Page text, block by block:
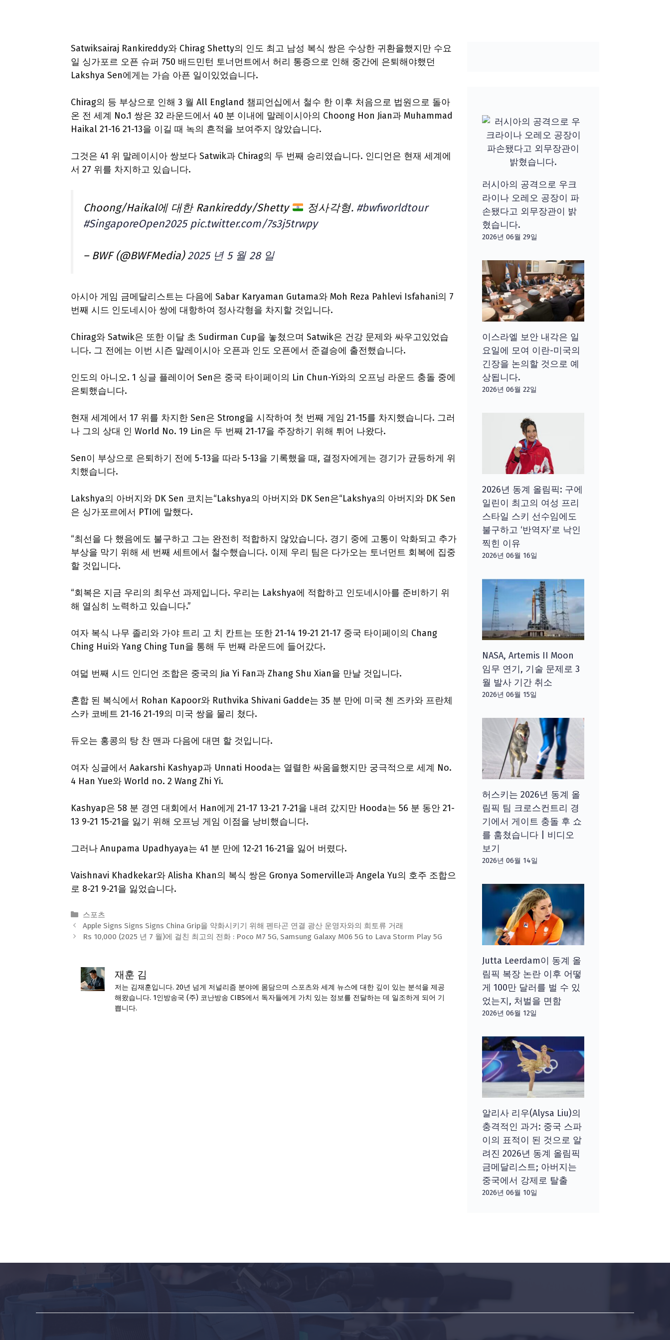
Satwiksairaj Rankireddy와 Chirag Shetty의 인도 최고 남성 복식 쌍은 수상한 귀환을했지만 수요
일 싱가포르 오픈 슈퍼 750 배드민턴 토너먼트에서 허리 통증으로 인해 중간에 은퇴해야했던
Lakshya Sen에게는 가슴 아픈 일이있었습니다.
Chirag의 등 부상으로 인해 3 월 All England 챔피언십에서 철수 한 이후 처음으로 법원으로 돌아
온 전 세계 No.1 쌍은 32 라운드에서 40 분 이내에 말레이시아의 Choong Hon Jian과 Muhammad
Haikal 21-16 21-13을 이길 때 녹의 흔적을 보여주지 않았습니다.
그것은 41 위 말레이시아 쌍보다 Satwik과 Chirag의 두 번째 승리였습니다. 인디언은 현재 세계에
서 27 위를 차지하고 있습니다.
Choong/Haikal에 대한 Rankireddy/Shetty 정사각형. #bwfworldtour
#SingaporeOpen2025 pic.twitter.com/7s3j5trwpy
– BWF (@BWFMedia)2025 년 5 월 28 일
아시아 게임 금메달리스트는 다음에 Sabar Karyaman Gutama와 Moh Reza Pahlevi Isfahani의 7
번째 시드 인도네시아 쌍에 대항하여 정사각형을 차지할 것입니다.
Chirag와 Satwik은 또한 이달 초 Sudirman Cup을 놓쳤으며 Satwik은 건강 문제와 싸우고있었습
니다. 그 전에는 이번 시즌 말레이시아 오픈과 인도 오픈에서 준결승에 출전했습니다.
인도의 아니오. 1 싱글 플레이어 Sen은 중국 타이페이의 Lin Chun-Yi와의 오프닝 라운드 충돌 중에
은퇴했습니다.
현재 세계에서 17 위를 차지한 Sen은 Strong을 시작하여 첫 번째 게임 21-15를 차지했습니다. 그러
나 그의 상대 인 World No. 19 Lin은 두 번째 21-17을 주장하기 위해 튀어 나왔다.
Sen이 부상으로 은퇴하기 전에 5-13을 따라 5-13을 기록했을 때, 결정자에게는 경기가 균등하게 위
치했습니다.
Lakshya의 아버지와 DK Sen 코치는“Lakshya의 아버지와 DK Sen은“Lakshya의 아버지와 DK Sen
은 싱가포르에서 PTI에 말했다.
“최선을 다 했음에도 불구하고 그는 완전히 적합하지 않았습니다. 경기 중에 고통이 악화되고 추가
부상을 막기 위해 세 번째 세트에서 철수했습니다. 이제 우리 팀은 다가오는 토너먼트 회복에 집중
할 것입니다.
“회복은 지금 우리의 최우선 과제입니다. 우리는 Lakshya에 적합하고 인도네시아를 준비하기 위
해 열심히 노력하고 있습니다.”
여자 복식 나무 졸리와 가야 트리 고 치 칸트는 또한 21-14 19-21 21-17 중국 타이페이의 Chang
Ching Hui와 Yang Ching Tun을 통해 두 번째 라운드에 들어갔다.
여덟 번째 시드 인디언 조합은 중국의 Jia Yi Fan과 Zhang Shu Xian을 만날 것입니다.
혼합 된 복식에서 Rohan Kapoor와 Ruthvika Shivani Gadde는 35 분 만에 미국 첸 즈카와 프란체
스카 코베트 21-16 21-19의 미국 쌍을 물리 쳤다.
듀오는 홍콩의 탕 찬 맨과 다음에 대면 할 것입니다.
여자 싱글에서 Aakarshi Kashyap과 Unnati Hooda는 열렬한 싸움을했지만 궁극적으로 세계 No.
4 Han Yue와 World no. 2 Wang Zhi Yi.
Kashyap은 58 분 경연 대회에서 Han에게 21-17 13-21 7-21을 내려 갔지만 Hooda는 56 분 동안 21-
13 9-21 15-21을 잃기 위해 오프닝 게임 이점을 낭비했습니다.
그러나 Anupama Upadhyaya는 41 분 만에 12-21 16-21을 잃어 버렸다.
Vaishnavi Khadkekar와 Alisha Khan의 복식 쌍은 Gronya Somerville과 Angela Yu의 호주 조합으
로 8-21 9-21을 잃었습니다.
Categories
스포츠
Apple Signs Signs Signs China Grip을 약화시키기 위해 펜타곤 연결 광산 운영자와의 희토류 거래
Rs 10,000 (2025 년 7 월)에 걸친 최고의 전화 : Poco M7 5G, Samsung Galaxy M06 5G to Lava Storm Play 5G
재훈 김
저는 김재훈입니다. 20년 넘게 저널리즘 분야에 몸담으며 스포츠와 세계 뉴스에 대한 깊이 있는 분석을 제공
해왔습니다. 1인방송국 (주) 코난방송 CIBS에서 독자들에게 가치 있는 정보를 전달하는 데 일조하게 되어 기
쁩니다.
러시아의 공격으로 우크
라이나 오레오 공장이 파
손됐다고 외무장관이 밝
혔습니다.
2026년 06월 29일
이스라엘 보안 내각은 일
요일에 모여 이란-미국의
긴장을 논의할 것으로 예
상됩니다.
2026년 06월 22일
2026년 동계 올림픽: 구에
일린이 최고의 여성 프리
스타일 스키 선수임에도
불구하고 ‘반역자’로 낙인
찍힌 이유
2026년 06월 16일
NASA, Artemis II Moon
임무 연기, 기술 문제로 3
월 발사 기간 취소
2026년 06월 15일
허스키는 2026년 동계 올
림픽 팀 크로스컨트리 경
기에서 게이트 충돌 후 쇼
를 훔쳤습니다 | 비디오
보기
2026년 06월 14일
Jutta Leerdam이 동계 올
림픽 복장 논란 이후 어떻
게 100만 달러를 벌 수 있
었는지, 처벌을 면함
2026년 06월 12일
알리사 리우(Alysa Liu)의
충격적인 과거: 중국 스파
이의 표적이 된 것으로 알
려진 2026년 동계 올림픽
금메달리스트; 아버지는
중국에서 강제로 탈출
2026년 06월 10일